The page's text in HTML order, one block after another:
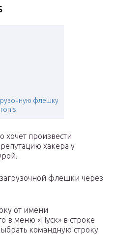
флешку
хочет произвести
хакера у
флешки через
от имени
в меню «Пуск» в строке
командную строку